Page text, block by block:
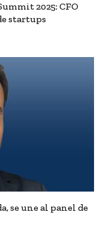
2025: CFO
startups
se une al panel de